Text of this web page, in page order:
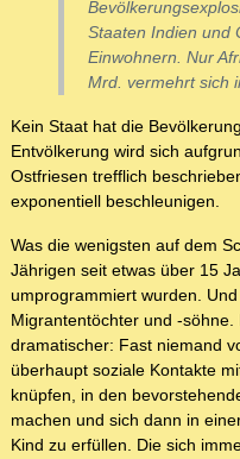
Staaten Indien und
Einwohnern. Nur
Mrd. vermehrt sich
Kein Staat hat die
Entvölkerung wird sich
Ostfriesen trefflich
exponentiell beschleunigen.
Was die wenigsten auf dem
Jährigen seit etwas über 15
umprogrammiert wurden.
Migrantentöchter und -
dramatischer: Fast niemand
überhaupt soziale Kontakte
knüpfen, in den
machen und sich dann in
Kind zu erfüllen. Die sich